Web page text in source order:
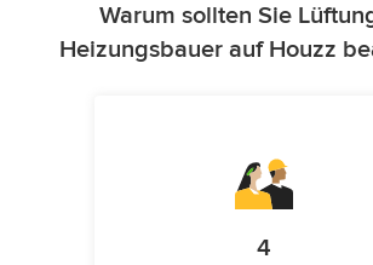
Warum sollten Sie
Heizungsbauer auf Houzz
4